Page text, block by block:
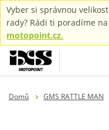
Vyber si správnou
rady? Rádi ti poradíme na
motopoint.cz.
Domů
GMS RATTLE MAN